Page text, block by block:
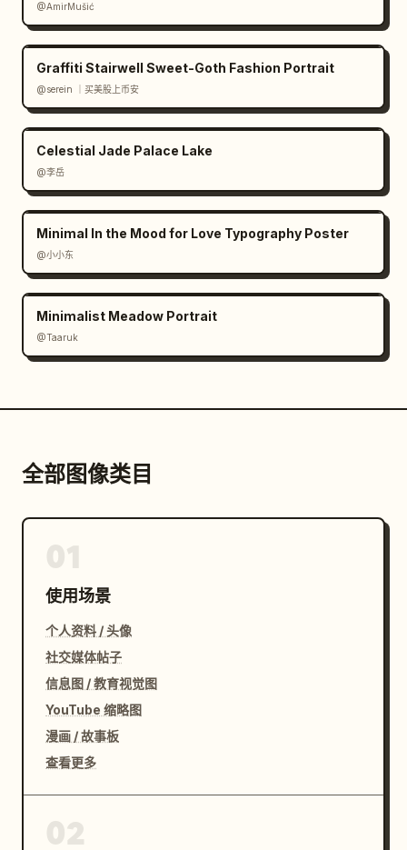
@AmirMušić
Graffiti Stairwell Sweet-Goth Fashion Portrait
@serein ｜买美股上币安
Celestial Jade Palace Lake
@李岳
Minimal In the Mood for Love Typography Poster
@小小东
Minimalist Meadow Portrait
@Taaruk
全部图像类目
使用场景
个人资料 / 头像
社交媒体帖子
信息图 / 教育视觉图
YouTube 缩略图
漫画 / 故事板
查看更多